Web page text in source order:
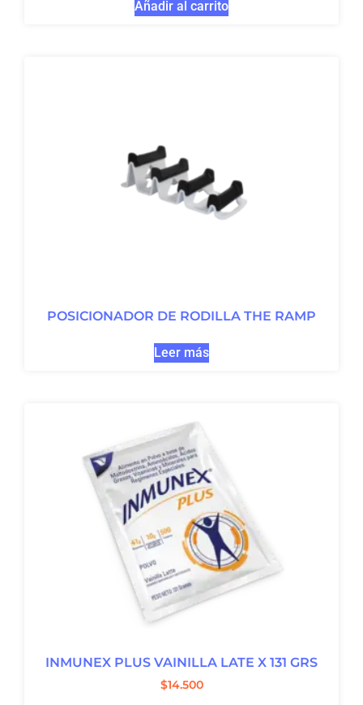
Añadir al carrito
POSICIONADOR DE RODILLA THE RAMP
Leer más
INMUNEX PLUS VAINILLA LATE X 131 GRS
$14.500